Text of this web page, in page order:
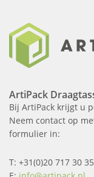
ArtiPack
Bij ArtiPack krijgt u
Neem contact op
formulier in:
T: +31(0)20 717 30 35